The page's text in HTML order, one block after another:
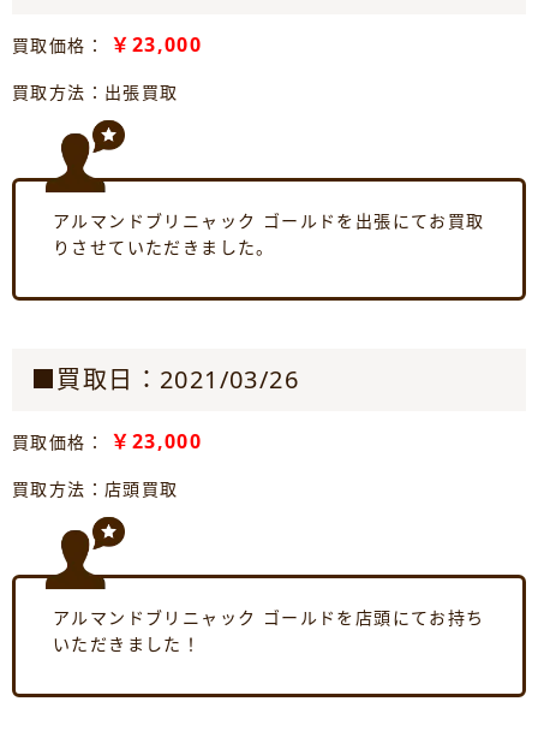
買取価格： ￥23,000
買取方法：出張買取
アルマンドブリニャック ゴールドを出張にてお買取
りさせていただきました。
■買取日：2021/03/26
買取価格： ￥23,000
買取方法：店頭買取
アルマンドブリニャック ゴールドを店頭にてお持ち
いただきました！